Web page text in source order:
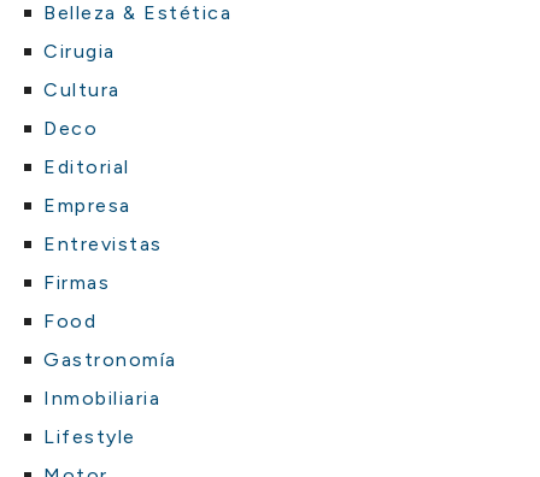
Belleza & Estética
Cirugia
Cultura
Deco
Editorial
Empresa
Entrevistas
Firmas
Food
Gastronomía
Inmobiliaria
Lifestyle